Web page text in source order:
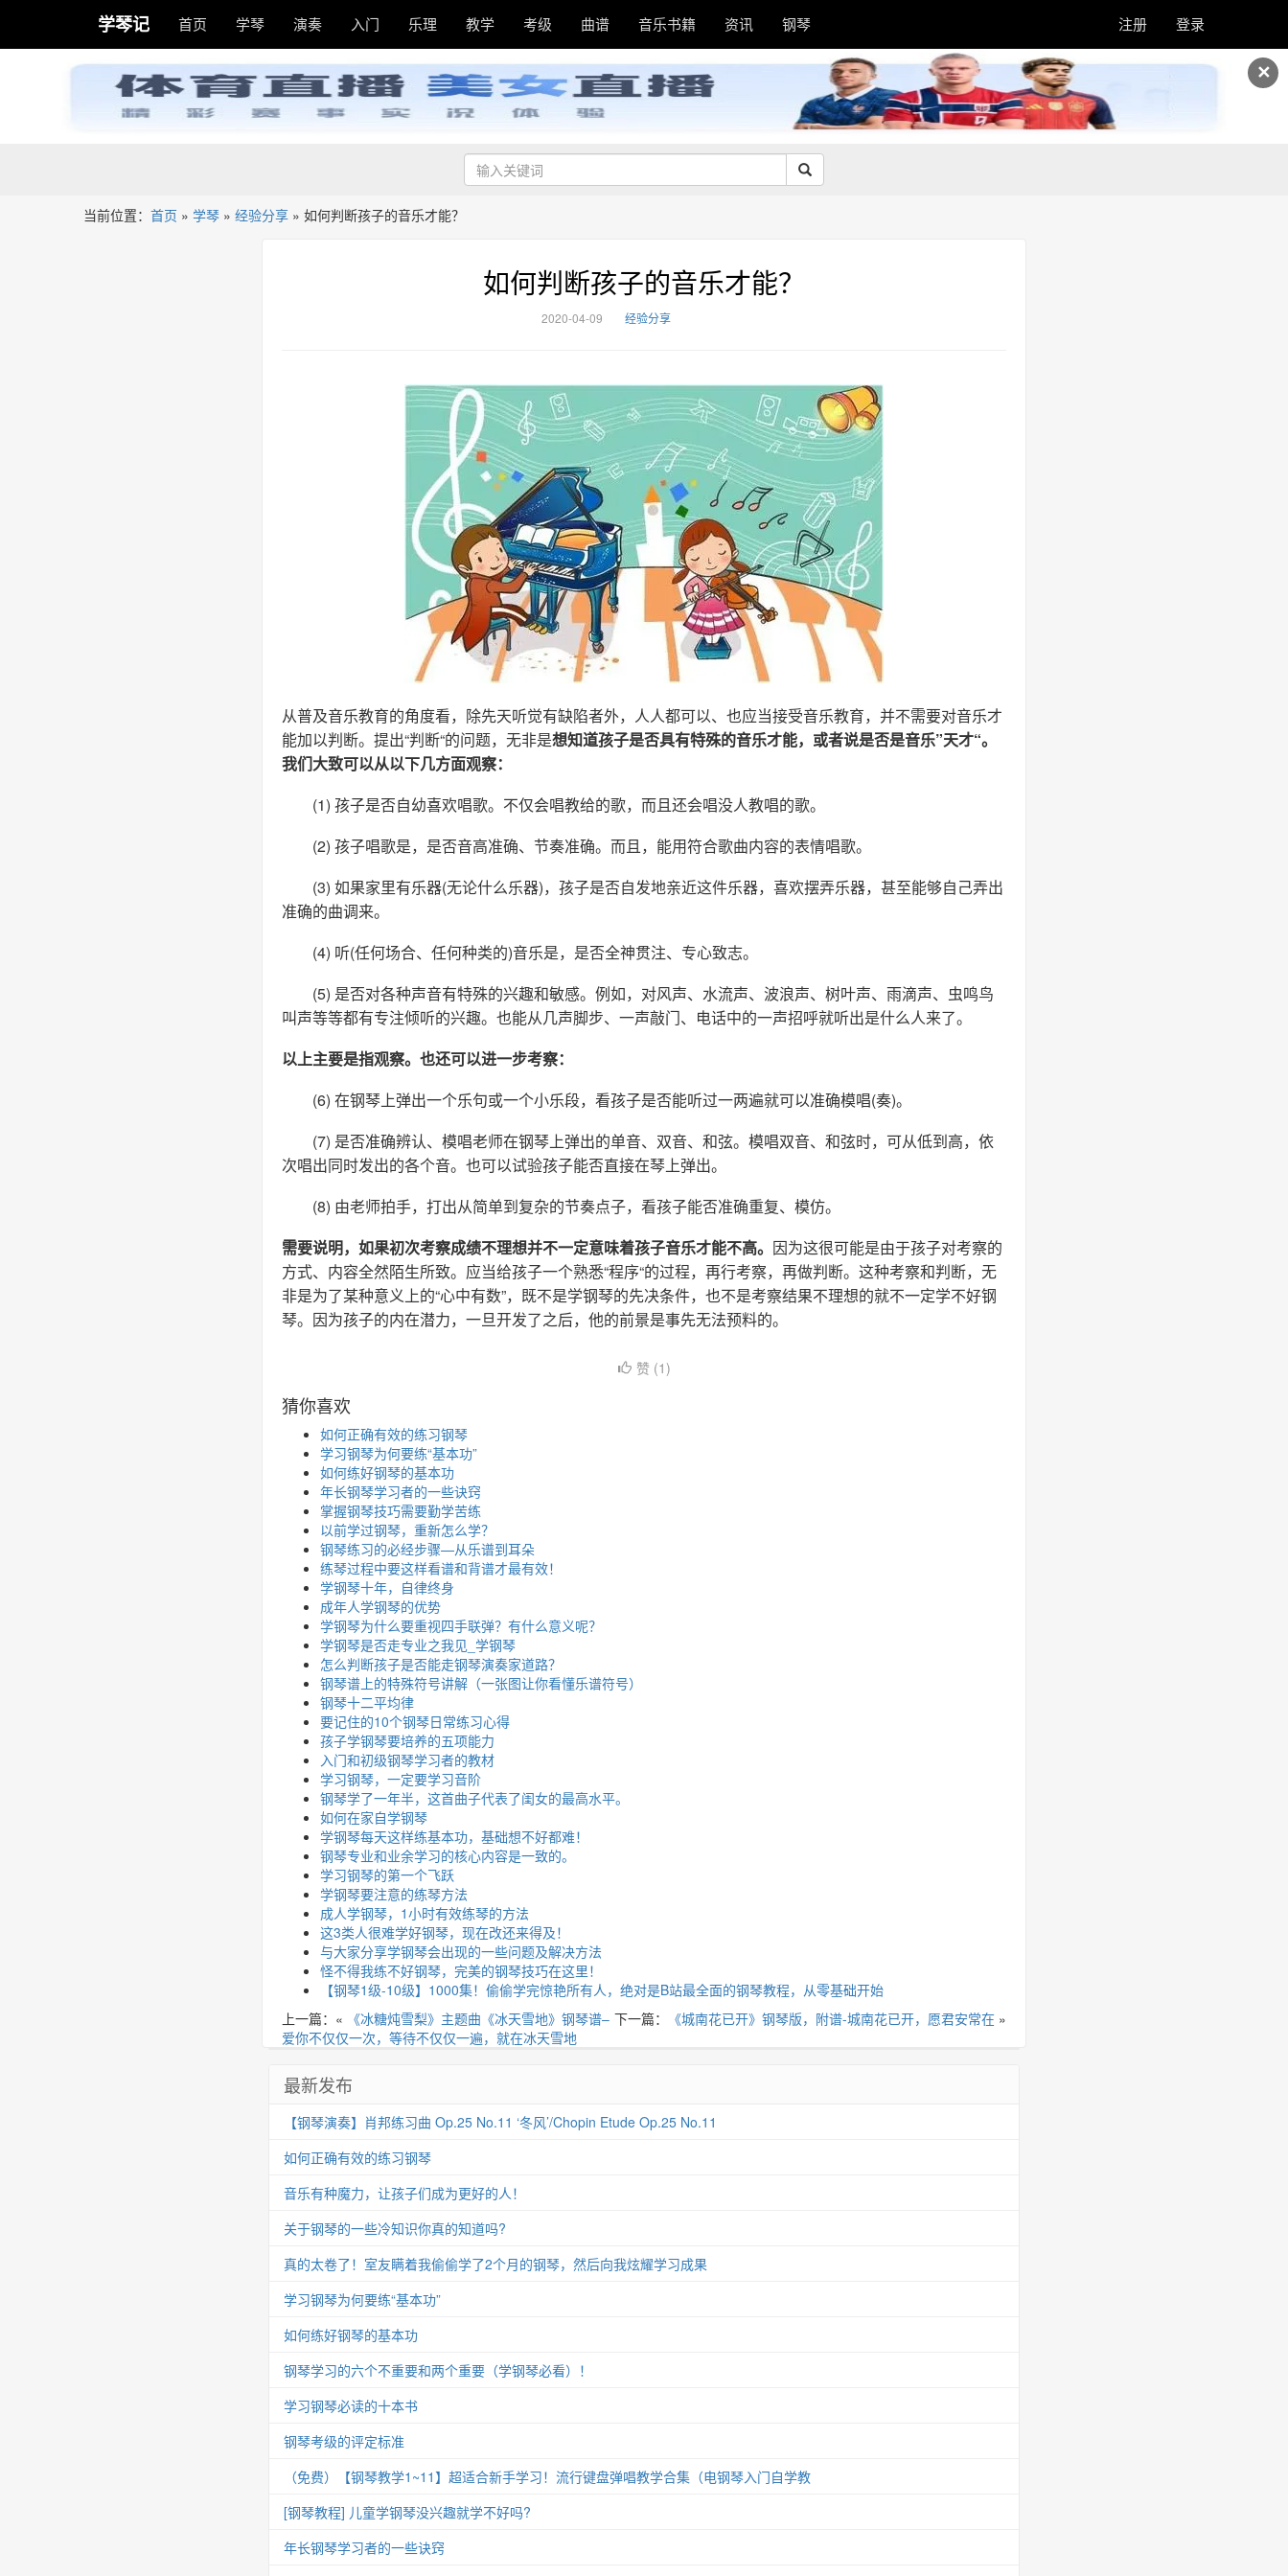
✕
学琴记 首页 学琴 演奏 入门 乐理 教学 考级 曲谱 音乐书籍 资讯 钢琴 注册 登录
当前位置： 首页 » 学琴 » 经验分享 » 如何判断孩子的音乐才能？
如何判断孩子的音乐才能？
2020-04-09 经验分享
从普及音乐教育的角度看，除先天听觉有缺陷者外，人人都可以、也应当接受音乐教育，并不需要对音乐才
能加以判断。提出“判断“的问题，无非是想知道孩子是否具有特殊的音乐才能，或者说是否是音乐”天才“。
我们大致可以从以下几方面观察：
(1) 孩子是否自幼喜欢唱歌。不仅会唱教给的歌，而且还会唱没人教唱的歌。
(2) 孩子唱歌是，是否音高准确、节奏准确。而且，能用符合歌曲内容的表情唱歌。
(3) 如果家里有乐器(无论什么乐器)，孩子是否自发地亲近这件乐器，喜欢摆弄乐器，甚至能够自己弄出
准确的曲调来。
(4) 听(任何场合、任何种类的)音乐是，是否全神贯注、专心致志。
(5) 是否对各种声音有特殊的兴趣和敏感。例如，对风声、水流声、波浪声、树叶声、雨滴声、虫鸣鸟
叫声等等都有专注倾听的兴趣。也能从几声脚步、一声敲门、电话中的一声招呼就听出是什么人来了。
以上主要是指观察。也还可以进一步考察：
(6) 在钢琴上弹出一个乐句或一个小乐段，看孩子是否能听过一两遍就可以准确模唱(奏)。
(7) 是否准确辨认、模唱老师在钢琴上弹出的单音、双音、和弦。模唱双音、和弦时，可从低到高，依
次唱出同时发出的各个音。也可以试验孩子能否直接在琴上弹出。
(8) 由老师拍手，打出从简单到复杂的节奏点子，看孩子能否准确重复、模仿。
需要说明，如果初次考察成绩不理想并不一定意味着孩子音乐才能不高。 因为这很可能是由于孩子对考察的
方式、内容全然陌生所致。应当给孩子一个熟悉“程序“的过程，再行考察，再做判断。这种考察和判断，无
非是为了某种意义上的“心中有数”，既不是学钢琴的先决条件，也不是考察结果不理想的就不一定学不好钢
琴。因为孩子的内在潜力，一旦开发了之后，他的前景是事先无法预料的。
赞 (1)
猜你喜欢
如何正确有效的练习钢琴
学习钢琴为何要练“基本功”
如何练好钢琴的基本功
年长钢琴学习者的一些诀窍
掌握钢琴技巧需要勤学苦练
以前学过钢琴，重新怎么学？
钢琴练习的必经步骤—从乐谱到耳朵
练琴过程中要这样看谱和背谱才最有效！
学钢琴十年，自律终身
成年人学钢琴的优势
学钢琴为什么要重视四手联弹？有什么意义呢？
学钢琴是否走专业之我见_学钢琴
怎么判断孩子是否能走钢琴演奏家道路？
钢琴谱上的特殊符号讲解（一张图让你看懂乐谱符号）
钢琴十二平均律
要记住的10个钢琴日常练习心得
孩子学钢琴要培养的五项能力
入门和初级钢琴学习者的教材
学习钢琴，一定要学习音阶
钢琴学了一年半，这首曲子代表了闺女的最高水平。
如何在家自学钢琴
学钢琴每天这样练基本功，基础想不好都难！
钢琴专业和业余学习的核心内容是一致的。
学习钢琴的第一个飞跃
学钢琴要注意的练琴方法
成人学钢琴，1小时有效练琴的方法
这3类人很难学好钢琴，现在改还来得及！
与大家分享学钢琴会出现的一些问题及解决方法
怪不得我练不好钢琴，完美的钢琴技巧在这里！
【钢琴1级-10级】1000集！偷偷学完惊艳所有人，绝对是B站最全面的钢琴教程，从零基础开始
下一篇：
《城南花已开》钢琴版，附谱-城南花已开，愿君安常在 »
上一篇：« 《冰糖炖雪梨》主题曲《冰天雪地》钢琴谱–
爱你不仅仅一次，等待不仅仅一遍，就在冰天雪地
最新发布
【钢琴演奏】肖邦练习曲 Op.25 No.11 ‘冬风’/Chopin Etude Op.25 No.11
如何正确有效的练习钢琴
音乐有种魔力，让孩子们成为更好的人！
关于钢琴的一些冷知识你真的知道吗?
真的太卷了！室友瞒着我偷偷学了2个月的钢琴，然后向我炫耀学习成果
学习钢琴为何要练“基本功”
如何练好钢琴的基本功
钢琴学习的六个不重要和两个重要（学钢琴必看）！
学习钢琴必读的十本书
钢琴考级的评定标准
（免费）【钢琴教学1~11】超适合新手学习！流行键盘弹唱教学合集（电钢琴入门自学教
[钢琴教程] 儿童学钢琴没兴趣就学不好吗?
年长钢琴学习者的一些诀窍